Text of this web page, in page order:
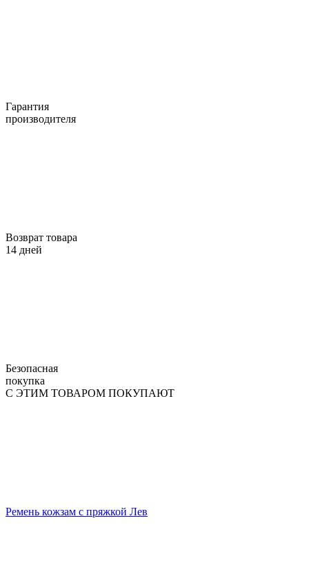
Гарантия
производителя
Возврат товара
14 дней
Безопасная
покупка
С ЭТИМ ТОВАРОМ ПОКУПАЮТ
Ремень кожзам с пряжкой Лев